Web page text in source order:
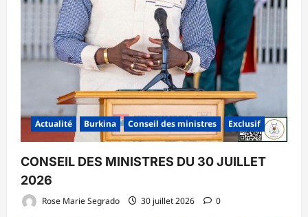
Actualité Burkina Conseil des ministres Exclusif
CONSEIL DES MINISTRES DU 30 JUILLET
2026
Rose Marie Segrado 30 juillet 2026 0